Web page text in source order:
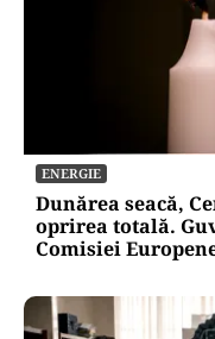
ENERGIE
Dunărea seacă,
oprirea totală.
Comisiei